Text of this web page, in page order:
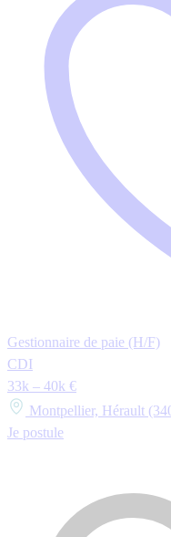
Gestionnaire de paie (H/F)
CDI
33k – 40k €
Montpellier, Hérault
Je postule